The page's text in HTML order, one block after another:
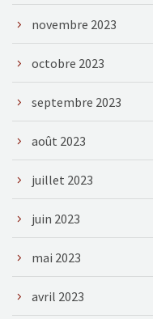
novembre 2023
octobre 2023
septembre 2023
août 2023
juillet 2023
juin 2023
mai 2023
avril 2023